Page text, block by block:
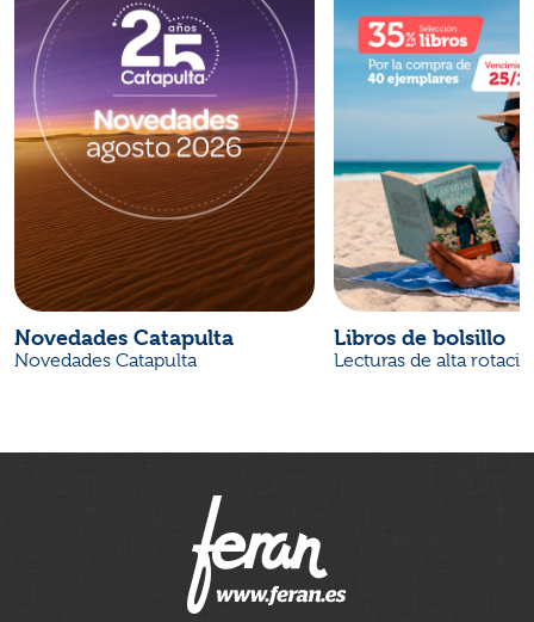
Novedades Catapulta
Novedades Catapulta
Libros de bolsillo
Lecturas de alta